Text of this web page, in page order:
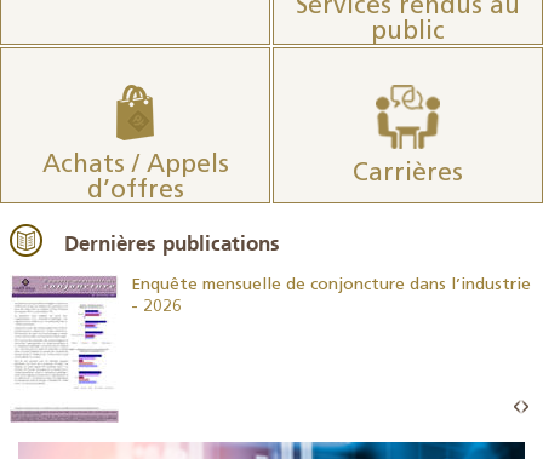
Services rendus au
public
Achats / Appels
d’offres
Carrières
Dernières publications
Enquête mensuelle de conjoncture dans l’industrie
- 2026